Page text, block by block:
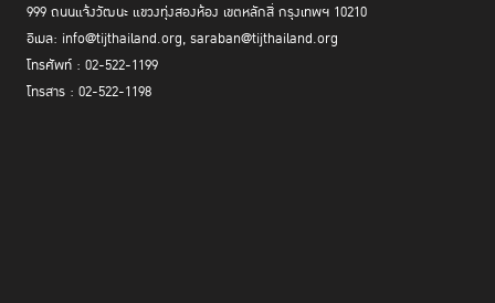
999 ถนนแจ้งวัฒนะ แขวงทุ่งสองห้อง เขตหลักสี่ กรุงเทพฯ 10210
อีเมล: info@tijthailand.org, saraban@tijthailand.org
โทรศัพท์ : 02-522-1199
โทรสาร : 02-522-1198